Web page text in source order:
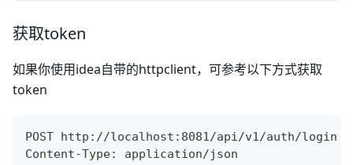
获取token
如果你使用idea自带的httpclient，可参考以下方式获取
token
POST http://localhost:8081/api/v1/auth/login
Content-Type: application/json